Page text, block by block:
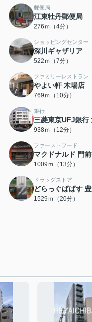
郵便局
江東牡丹郵便局
276ｍ（4分）
ショッピングセンター
深川ギャザリア
522ｍ（7分）
ファミリーレストラン
やよい軒 木場店
769ｍ（10分）
銀行
三菱東京UFJ銀行
938ｍ（12分）
ファーストフード
マクドナルド 門
1009ｍ（13分）
ドラッグストア
どらっぐぱぱす
1529ｍ（20分）